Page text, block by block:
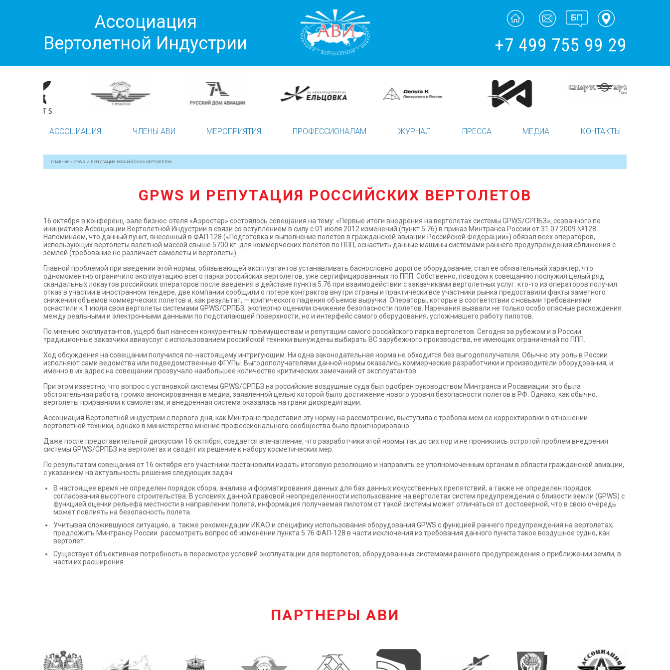
Ассоциация
Вертолетной Индустрии
+7 499 755 99 29
АССОЦИАЦИЯ ЧЛЕНЫ АВИ МЕРОПРИЯТИЯ ПРОФЕССИОНАЛАМ ЖУРНАЛ ПРЕССА МЕДИА КОНТАКТЫ
ГЛАВНАЯ » GPWS И РЕПУТАЦИЯ РОССИЙСКИХ ВЕРТОЛЕТОВ
GPWS И РЕПУТАЦИЯ РОССИЙСКИХ ВЕРТОЛЕТОВ
16 октября в конференц-зале бизнес-отеля «Аэростар» состоялось совещания на тему: «Первые итоги внедрения на вертолетах системы GPWS/СРПБЗ», созванного по
инициативе Ассоциации Вертолетной Индустрии в связи со вступлением в силу с 01 июля 2012 изменений (пункт 5.76) в приказ Минтранса России от 31.07.2009 №128.
Напоминаем, что данный пункт, внесенный в ФАП 128 («Подготовка и выполнение полетов в гражданской авиации Российской Федерации») обязал всех операторов,
использующих вертолеты взлетной массой свыше 5700 кг. для коммерческих полетов по ППП, оснастить данные машины системами раннего предупреждения сближения с
землей (требование не различает самолеты и вертолеты).
Главной проблемой при введении этой нормы, обязывающей эксплуатантов устанавливать баснословно дорогое оборудование, стал ее обязательный характер, что
одномоментно ограничило эксплуатацию всего парка российских вертолетов, уже сертифицированных по ППП. Собственно, поводом к совещанию послужил целый ряд
скандальных локаутов российских операторов после введения в действие пункта 5.76 при взаимодействии с заказчиками вертолетных услуг: кто-то из операторов получил
отказ в участии в иностранном тендере, две компании сообщили о потере контрактов внутри страны и практически все участники рынка предоставили факты заметного
снижения объемов коммерческих полетов и, как результат, — критического падения объемов выручки. Операторы, которые в соответствии с новыми требованиями
оснастили к 1 июля свои вертолеты системами GPWS/СРПБЗ, экспертно оценили снижение безопасности полетов. Нарекания вызвали не только особо опасные расхождения
между реальными и электронными данными по подстилающей поверхности, но и интерфейс самого оборудования, усложнившего работу пилотов.
По мнению эксплуатантов, ущерб был нанесен конкурентным преимуществам и репутации самого российского парка вертолетов. Сегодня за рубежом и в России
традиционные заказчики авиауслуг с использованием российской техники вынуждены выбирать ВС зарубежного производства, не имеющих ограничений по ППП.
Ход обсуждения на совещании получился по-настоящему интригующим. Ни одна законодательная норма не обходится без выгодополучателя. Обычно эту роль в России
исполняют сами ведомства или подведомственные ФГУПы. Выгодополучателями данной нормы оказались коммерческие разработчики и производители оборудования, и
именно в их адрес на совещании прозвучало наибольшее количество критических замечаний от эксплуатантов.
При этом известно, что вопрос с установкой системы GPWS/СРПБЗ на российские воздушные суда был одобрен руководством Минтранса и Росавиации: это была
обстоятельная работа, громко анонсированная в медиа, заявленной целью которой было достижение нового уровня безопасности полетов в РФ. Однако, как обычно,
вертолеты приравняли к самолетам, и внедренная система оказалась на грани дискредитации.
Ассоциация Вертолетной индустрии с первого дня, как Минтранс представил эту норму на рассмотрение, выступила с требованием ее корректировки в отношении
вертолетной техники, однако в министерстве мнение профессионального сообщества было проигнорировано.
Даже после представительной дискуссии 16 октября, создается впечатление, что разработчики этой нормы так до сих пор и не прониклись остротой проблем внедрения
системы GPWS/СРПБЗ на вертолетах и сводят их решение к набору косметических мер.
По результатам совещания от 16 октября его участники постановили издать итоговую резолюцию и направить ее уполномоченным органам в области гражданской авиации,
с указанием на актуальность решения следующих задач:
В настоящее время не определен порядок сбора, анализа и форматирования данных для баз данных искусственных препятствий, а также не определен порядок
согласования высотного строительства. В условиях данной правовой неопределенности использование на вертолетах систем предупреждения о близости земли (GPWS) с
функцией оценки рельефа местности в направлении полета, информация получаемая пилотом от такой системы может отличаться от достоверной, что в свою очередь
может повлиять на безопасность полета.
Учитывая сложившуюся ситуацию, а также рекомендации ИКАО и специфику использования оборудования GPWS с функцией раннего предупреждения на вертолетах,
предложить Минтрансу России рассмотреть вопрос об изменении пункта 5.76 ФАП-128 в части исключения из требования данного пункта такое воздушное судно, как
вертолет.
Существует объективная потребность в пересмотре условий эксплуатации для вертолетов, оборудованных системами раннего предупреждения о приближении земли, в
части их расширения.
ПАРТНЕРЫ АВИ